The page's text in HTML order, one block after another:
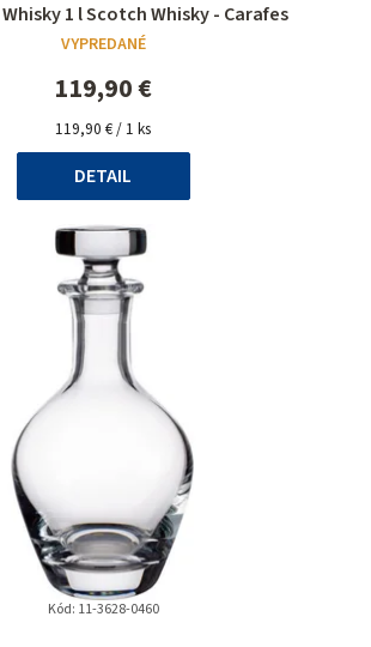
1 l Scotch Whisky - Carafes
hodnotenie
produktu
je
5,0
z
5
hviezdičiek.
VYPREDANÉ
119,90 €
Jednotková
cena:
119,90 € / 1 ks
DETAIL
Kód: 11-3628-0460